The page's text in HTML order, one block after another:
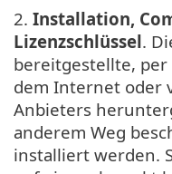
2. Installation,
Lizenzschlüssel.
bereitgestellte, per
dem Internet oder
Anbieters
anderem Weg
installiert werden.